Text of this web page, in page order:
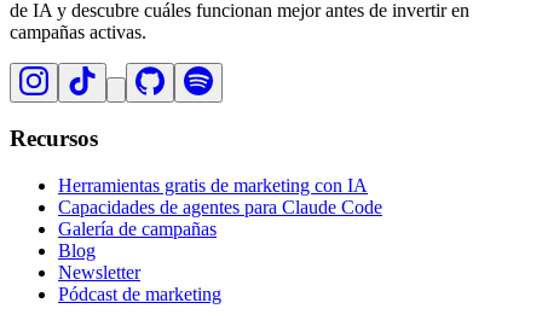
de IA y descubre cuáles funcionan mejor antes de invertir en
campañas activas.
Recursos
Herramientas gratis de marketing con IA
Capacidades de agentes para Claude Code
Galería de campañas
Blog
Newsletter
Pódcast de marketing